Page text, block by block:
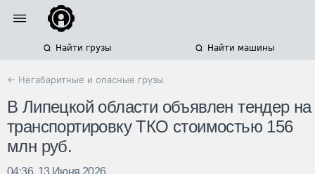
Найти грузы Найти машины
← Негабаритные и опасные грузы
В Липецкой области объявлен тендер на
транспортировку ТКО стоимостью 156
млн руб.
04:36, 13 Июня 2026